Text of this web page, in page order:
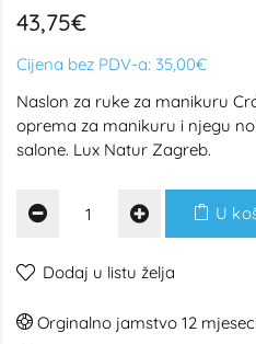
43,75€
Cijena bez PDV-a: 35,00€
Naslon za ruke za manikuru
oprema za manikuru i njegu
salone. Lux Natur Zagreb.
U
Dodaj u listu želja
Orginalno jamstvo 12